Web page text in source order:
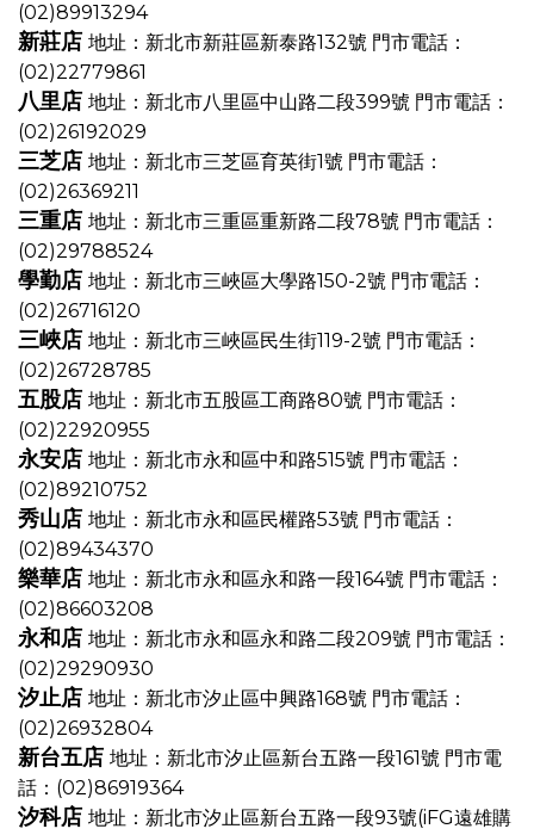
(02)89913294
新莊店 地址：新北市新莊區新泰路132號 門市電話：
(02)22779861
八里店 地址：新北市八里區中山路二段399號 門市電話：
(02)26192029
三芝店 地址：新北市三芝區育英街1號 門市電話：
(02)26369211
三重店 地址：新北市三重區重新路二段78號 門市電話：
(02)29788524
學勤店 地址：新北市三峽區大學路150-2號 門市電話：
(02)26716120
三峽店 地址：新北市三峽區民生街119-2號 門市電話：
(02)26728785
五股店 地址：新北市五股區工商路80號 門市電話：
(02)22920955
永安店 地址：新北市永和區中和路515號 門市電話：
(02)89210752
秀山店 地址：新北市永和區民權路53號 門市電話：
(02)89434370
樂華店 地址：新北市永和區永和路一段164號 門市電話：
(02)86603208
永和店 地址：新北市永和區永和路二段209號 門市電話：
(02)29290930
汐止店 地址：新北市汐止區中興路168號 門市電話：
(02)26932804
新台五店 地址：新北市汐止區新台五路一段161號 門市電
話：(02)86919364
汐科店 地址：新北市汐止區新台五路一段93號(iFG遠雄購